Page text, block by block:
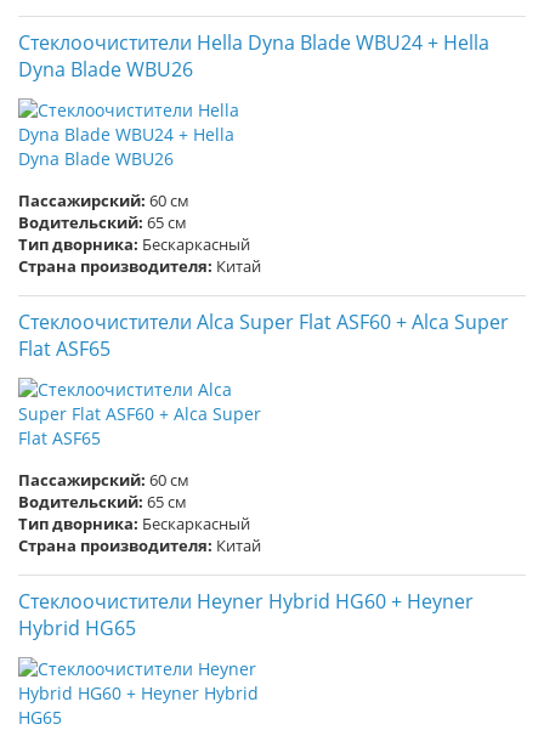
Стеклоочистители Hella Dyna Blade WBU24 + Hella
Dyna Blade WBU26
Пассажирский: 60 см
Водительский: 65 см
Тип дворника: Бескаркасный
Страна производителя: Китай
Стеклоочистители Alca Super Flat ASF60 + Alca Super
Flat ASF65
Пассажирский: 60 см
Водительский: 65 см
Тип дворника: Бескаркасный
Страна производителя: Китай
Стеклоочистители Heyner Hybrid HG60 + Heyner
Hybrid HG65